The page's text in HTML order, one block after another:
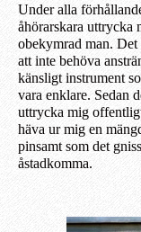
Under alla
åhörarskara uttrycka
obekymrad man. Det
att inte behöva
känsligt instrument
vara enklare. Sedan
uttrycka mig
häva ur mig en
pinsamt som det
åstadkomma.